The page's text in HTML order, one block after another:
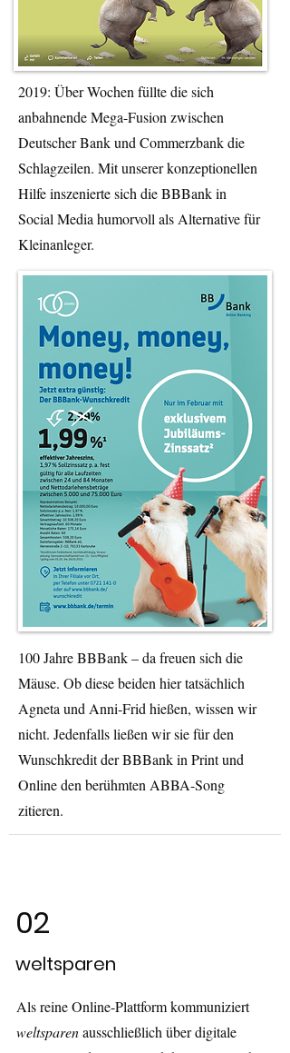
2019: Über Wochen füllte die sich
anbahnende Mega-Fusion zwischen
Deutscher Bank und Commerzbank die
Schlagzeilen. Mit unserer konzeptionellen
Hilfe inszenierte sich die BBBank in
Social Media humorvoll als Alternative für
Kleinanleger.
100 Jahre BBBank – da freuen sich die
Mäuse. Ob diese beiden hier tatsächlich
Agneta und Anni-Frid hießen, wissen wir
nicht. Jedenfalls ließen wir sie für den
Wunschkredit der BBBank in Print und
Online den berühmten ABBA-Song
zitieren.
02
weltsparen
Als reine Online-Plattform kommuniziert
weltsparenausschließlich über digitale